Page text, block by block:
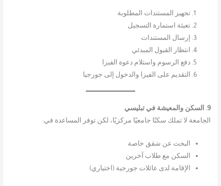
تجهيز المستندات المطلوبة
تعبئة استمارة التسجيل
إرسال المستندات
انتظار القبول المبدئي
دفع الرسوم واستلام دعوة الفيزا
التقديم على الفيزا والدخول إلى جورجيا
9. السكن والمعيشة في تبليسي
الجامعة لا تملك سكنًا جامعيًا مركزيًا، لكن توفر المساعدة في:
البحث عن شقق خاصة
السكن مع طلاب آخرين
الإقامة لدى عائلات جورجية (اختياري)